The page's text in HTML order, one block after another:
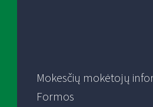
Mokesčių mokėtojų
Formos